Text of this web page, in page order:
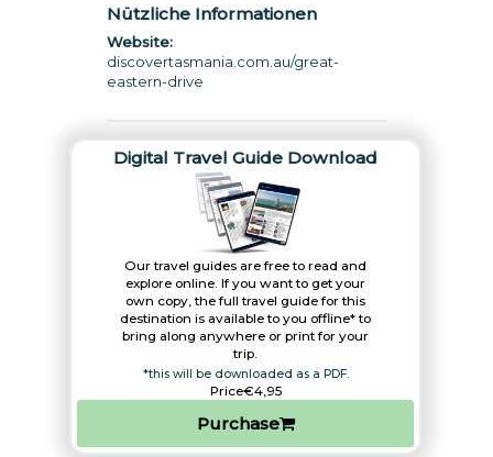
Nützliche Informationen
Website:
discovertasmania.com.au/great-
eastern-drive
Digital Travel Guide Download
Our travel guides are free to read and
explore online. If you want to get your
own copy, the full travel guide for this
destination is available to you offline* to
bring along anywhere or print for your
trip.​
*this will be downloaded as a PDF.
Price€4,95
Purchase